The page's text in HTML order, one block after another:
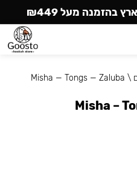
\
Misha — Tongs — Zaluba
Misha –
בהזמנה מעל ₪449